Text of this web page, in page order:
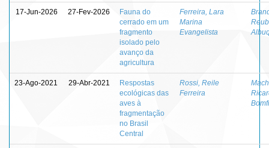
17-Jun-2026 27-Fev-2026
Fauna do
cerrado em um
fragmento
isolado pelo
avanço da
agricultura
Ferreira, Lara
Marina
Evangelista
23-Ago-2021 29-Abr-2021
Respostas
ecológicas das
aves à
fragmentação
no Brasil
Central
Rossi, Reile
Ferreira